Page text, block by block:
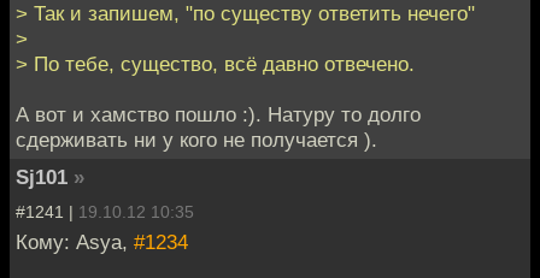
> Так и запишем, "по существу ответить нечего"
>
> По тебе, существо, всё давно отвечено.
А вот и хамство пошло :). Натуру то долго
сдерживать ни у кого не получается ).
Sj101 »
#1241 | 19.10.12 10:35
Кому: Asya, #1234